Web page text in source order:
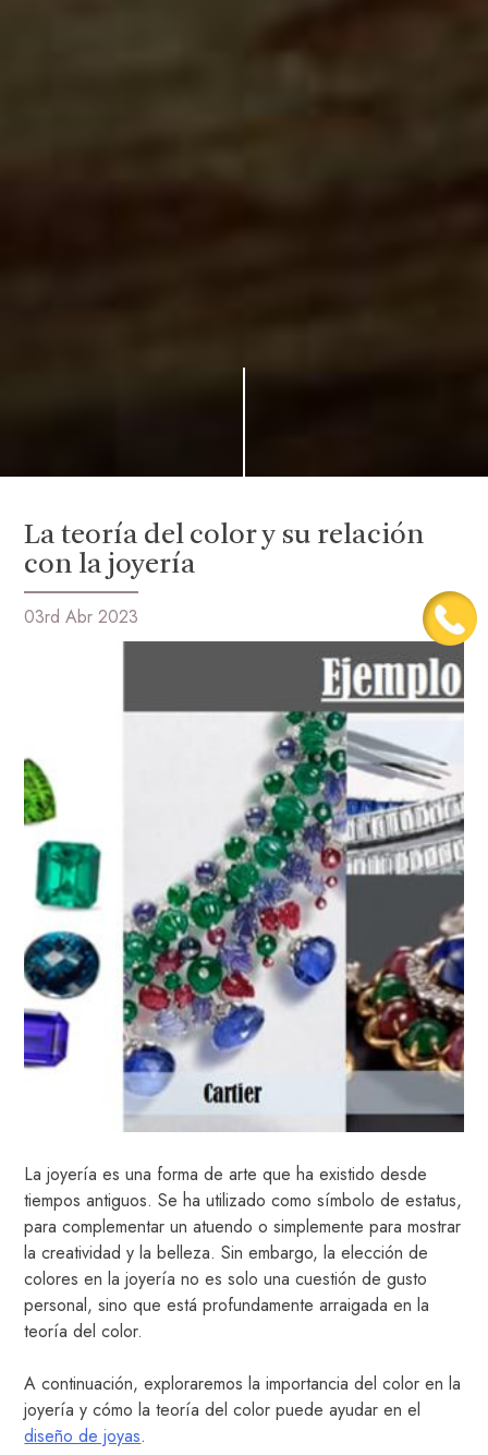
La teoría del color y su relación
con la joyería
03rd Abr 2023
La joyería es una forma de arte que ha existido desde
tiempos antiguos. Se ha utilizado como símbolo de estatus,
para complementar un atuendo o simplemente para mostrar
la creatividad y la belleza. Sin embargo, la elección de
colores en la joyería no es solo una cuestión de gusto
personal, sino que está profundamente arraigada en la
teoría del color.
A continuación, exploraremos la importancia del color en la
joyería y cómo la teoría del color puede ayudar en el
diseño de joyas.